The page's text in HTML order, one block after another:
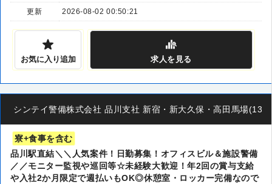
更新 2026-08-02 00:50:21
お気に入り追加 求人を見る
シンテイ警備株式会社 品川支社 新宿・新大久保・高田馬場(13)
寮+食事を含む
品川駅直結＼＼人気案件！日勤募集！オフィスビル＆施設警備
／／モニター監視や巡回等☆未経験大歓迎！年2回の賞与支給
や入社2か月限定で週払いもOK◎休憩室・ロッカー完備なので